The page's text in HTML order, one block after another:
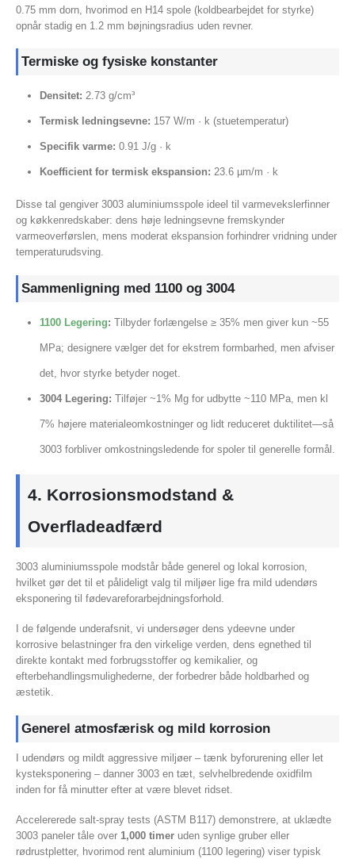
0.75 mm dorn, hvorimod en H14 spole (koldbearbejdet for styrke)
opnår stadig en 1.2 mm bøjningsradius uden revner.
Termiske og fysiske konstanter
Densitet: 2.73 g/cm³
Termisk ledningsevne: 157 W/m · k (stuetemperatur)
Specifik varme: 0.91 J/g · k
Koefficient for termisk ekspansion: 23.6 µm/m · k
Disse tal gengiver 3003 aluminiumsspole ideel til varmevekslerfinner
og køkkenredskaber: dens høje ledningsevne fremskynder
varmeoverførslen, mens moderat ekspansion forhindrer vridning under
temperaturudsving.
Sammenligning med 1100 og 3004
1100 Legering: Tilbyder forlængelse ≥ 35% men giver kun ~55
MPa; designere vælger det for ekstrem formbarhed, men afviser
det, hvor styrke betyder noget.
3004 Legering: Tilføjer ~1% Mg for udbytte ~110 MPa, men kl
7% højere materialeomkostninger og lidt reduceret duktilitet—så
3003 forbliver omkostningsledende for spoler til generelle formål.
4. Korrosionsmodstand &
Overfladeadfærd
3003 aluminiumsspole modstår både generel og lokal korrosion,
hvilket gør det til et pålideligt valg til miljøer lige fra mild udendørs
eksponering til fødevareforarbejdningsforhold.
I de følgende underafsnit, vi undersøger dens ydeevne under
korrosive belastninger fra den virkelige verden, dens egnethed til
direkte kontakt med forbrugsstoffer og kemikalier, og
efterbehandlingsmulighederne, der forbedrer både holdbarhed og
æstetik.
Generel atmosfærisk og mild korrosion
I udendørs og mildt aggressive miljøer – tænk byforurening eller let
kysteksponering – danner 3003 en tæt, selvhelbredende oxidfilm
inden for få minutter efter at være blevet ridset.
Accelererede salt-spray tests (ASTM B117) demonstrere, at uklædte
3003 paneler tåle over 1,000 timer uden synlige gruber eller
rødrustpletter, hvorimod rent aluminium (1100 legering) viser typisk